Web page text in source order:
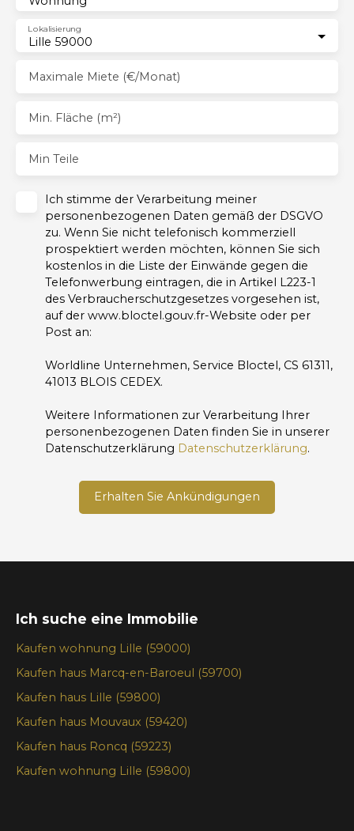
Lille 59000
Lokalisierung
Maximale Miete (€/Monat)
Min. Fläche (m²)
Min Teile
Ich stimme der Verarbeitung meiner
personenbezogenen Daten gemäß der DSGVO
zu. Wenn Sie nicht telefonisch kommerziell
prospektiert werden möchten, können Sie sich
kostenlos in die Liste der Einwände gegen die
Telefonwerbung eintragen, die in Artikel L223-1
des Verbraucherschutzgesetzes vorgesehen ist,
auf der www.bloctel.gouv.fr-Website oder per
Post an:
Worldline Unternehmen, Service Bloctel, CS 61311,
41013 BLOIS CEDEX.
Weitere Informationen zur Verarbeitung Ihrer
personenbezogenen Daten finden Sie in unserer
Datenschutzerklärung Datenschutzerklärung.
Erhalten Sie Ankündigungen
Ich suche eine Immobilie
Kaufen wohnung Lille (59000)
Kaufen haus Marcq-en-Baroeul (59700)
Kaufen haus Lille (59800)
Kaufen haus Mouvaux (59420)
Kaufen haus Roncq (59223)
Kaufen wohnung Lille (59800)